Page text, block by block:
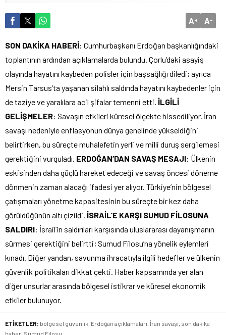
A+ A-
SON DAKİKA HABERİ: Cumhurbaşkanı Erdoğan başkanlığındaki
toplantının ardından açıklamalarda bulundu. Çorlu’daki asayiş
olayında hayatını kaybeden polisler için başsağlığı diledi; ayrıca
Mersin Tarsus’ta yaşanan silahlı saldırıda hayatını kaybedenler için
de taziye ve yaralılara acil şifalar temenni etti. İLGİLİ
GELİŞMELER: Savaşın etkileri küresel ölçekte hissediliyor. İran
savaşı nedeniyle enflasyonun dünya genelinde yükseldiğini
belirtirken, bu süreçte muhalefetin yerli ve milli duruş sergilemesi
gerektiğini vurguladı. ERDOĞAN’DAN SAVAŞ MESAJI: Ülkenin
eskisinden daha güçlü hareket edeceği ve savaş öncesi döneme
dönmenin zaman alacağı ifadesi yer alıyor. Türkiye’nin bölgesel
çatışmaları yönetme kapasitesinin bu süreçte bir kez daha
görüldüğünün altı çizildi. İSRAİL’E KARŞI SUMUD FİLOSUNA
SALDIRI: İsrail’in saldırıları karşısında uluslararası dayanışmanın
sürmesi gerektiğini belirtti; Sumud Filosu’na yönelik eylemleri
kınadı. Diğer yandan, savunma ihracatıyla ilgili hedefler ve ülkenin
güvenlik politikaları dikkat çekti. Haber kapsamında yer alan
diğer unsurlar arasında bölgesel istikrar ve küresel ekonomik
etkiler bulunuyor.
ETİKETLER: bölgesel güvenlik, Erdoğan açıklamaları, İran savaşı, son dakika
haber, Sumud Filosu